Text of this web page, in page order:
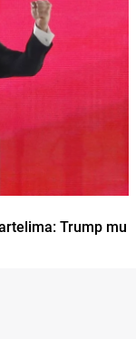
Trump mu